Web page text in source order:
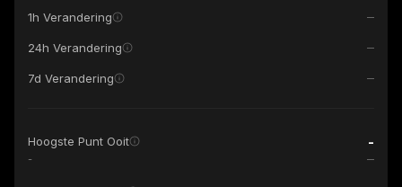
1h Verandering
24h Verandering
7d Verandering
Hoogste Punt Ooit -
-